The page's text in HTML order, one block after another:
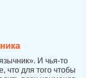
И чья-то
что для того чтобы